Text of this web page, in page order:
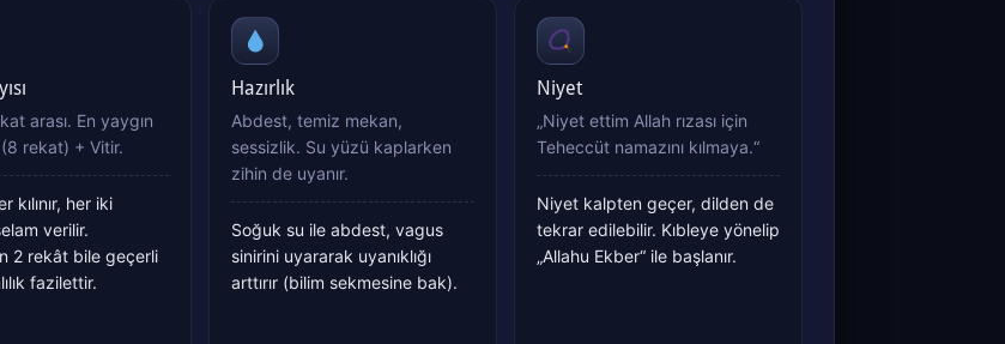
arası. En yaygın
rekat) + Vitir.
kılınır, her iki
verilir.
2 rekât bile geçerli
fazilettir.
Hazırlık
Abdest, temiz mekan,
sessizlik. Su yüzü kaplarken
zihin de uyanır.
Soğuk su ile abdest, vagus
sinirini uyararak uyanıklığı
arttırır (bilim sekmesine bak).
Niyet
„Niyet ettim Allah rızası için
Teheccüt namazını kılmaya.“
Niyet kalpten geçer, dilden de
tekrar edilebilir. Kıbleye yönelip
„Allahu Ekber“ ile başlanır.